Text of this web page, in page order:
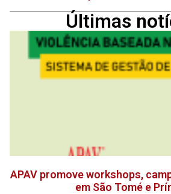
Últimas
APAV promove workshops,
em São Tomé e